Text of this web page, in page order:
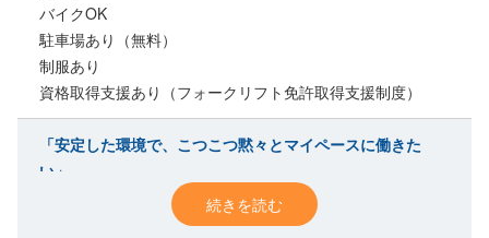
バイクOK
駐車場あり（無料）
制服あり
資格取得支援あり（フォークリフト免許取得支援制度）
「安定した環境で、こつこつ黙々とマイペースに働きた
い」
そんなアナタにおすすめの職場です。
があれば、実務経験やブランクは問いません。
続きを読む